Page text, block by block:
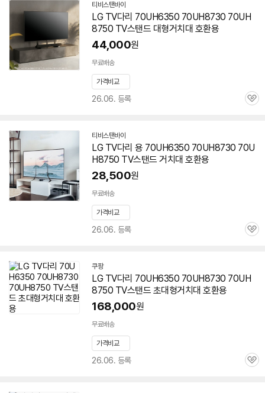
티비스탠바이네
이
버
이
LG TV다리 70UH6350 70UH8730 70UH
8750 TV스탠드 대형거치대 호환용
44,000원
무료배송
가격비교
26.06. 등록
관
티비스탠바이네
이
버
이
LG TV다리 용 70UH6350 70UH8730 70U
H8750 TV스탠드 거치대 호환용
28,500원
무료배송
가격비교
26.06. 등록
관
쿠팡
LG TV다리 70UH6350 70UH8730 70UH
8750 TV스탠드 초대형거치대 호환용
168,000원
무료배송
가격비교
26.06. 등록
관